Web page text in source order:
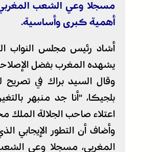
مسجلا وعي الشعب المغربي
أهمية كبرى وأساسية.
أشاد رئيس مجلس النواب
يشهده المغرب بفضل
وقال السيد براك في تصريح
بلجيكا، “أنا جد منبهر
اعتلاء صاحب الجلالة
وأضاف أن التطور الإيجابي
المغربي، مسجلا وعي الشعب